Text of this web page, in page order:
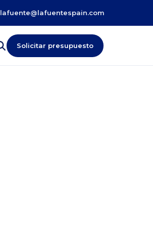
lafuente@lafuentespain.com
Solicitar presupuesto